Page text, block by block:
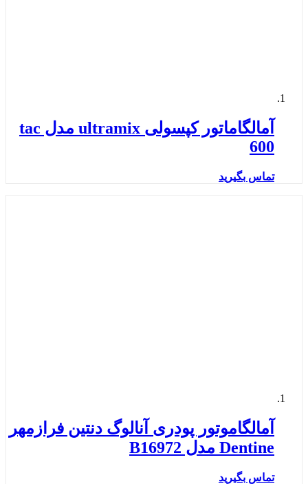
آمالگاماتور کپسولی ultramix مدل tac
600
تماس بگیرید
آمالگاموتور پودری آنالوگ دنتین فرازمهر
Dentine مدل B16972
تماس بگیرید